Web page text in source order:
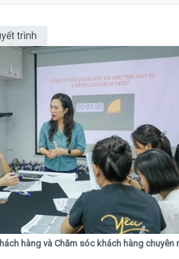
trình
hàng và Chăm sóc khách hàng chuyên